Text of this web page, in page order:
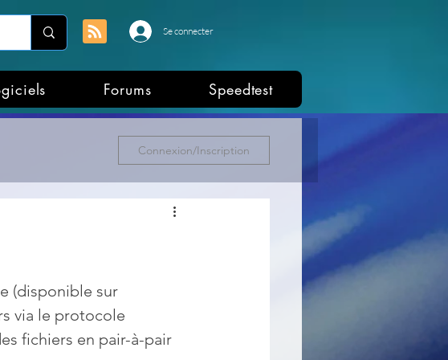
Se connecter
Forums Speedtest
Connexion/Inscription
(disponible sur
via le protocole
fichiers en pair-à-pair